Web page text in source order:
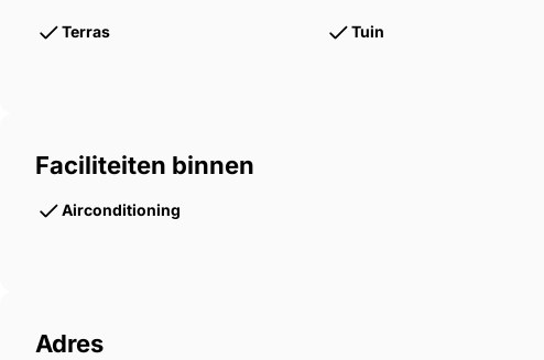
Terras Tuin
Faciliteiten binnen
Airconditioning
Adres